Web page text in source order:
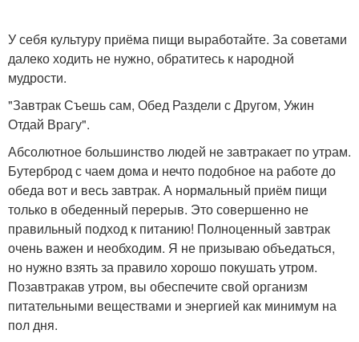
У себя культуру приёма пищи выработайте. За советами
далеко ходить не нужно, обратитесь к народной
мудрости.
"Завтрак Съешь сам, Обед Раздели с Другом, Ужин
Отдай Врагу".
Абсолютное большинство людей не завтракает по утрам.
Бутерброд с чаем дома и нечто подобное на работе до
обеда вот и весь завтрак. А нормальный приём пищи
только в обеденный перерыв. Это совершенно не
правильный подход к питанию! Полноценный завтрак
очень важен и необходим. Я не призываю объедаться,
но нужно взять за правило хорошо покушать утром.
Позавтракав утром, вы обеспечите свой организм
питательными веществами и энергией как минимум на
пол дня.